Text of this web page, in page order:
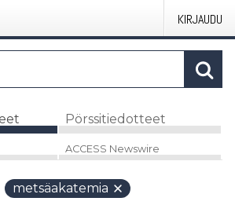
KIRJAUDU
Pörssitiedotteet
ACCESS Newswire
metsäakatemia